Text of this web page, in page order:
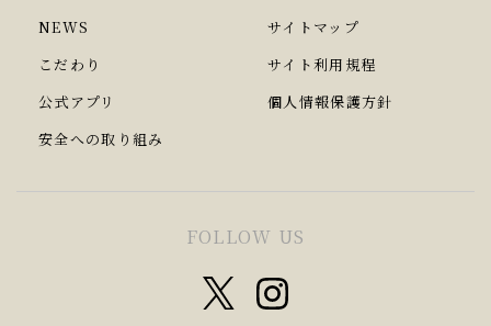
NEWS
こだわり
公式アプリ
安全への取り組み
サイトマップ
サイト利用規程
個人情報保護方針
FOLLOW US